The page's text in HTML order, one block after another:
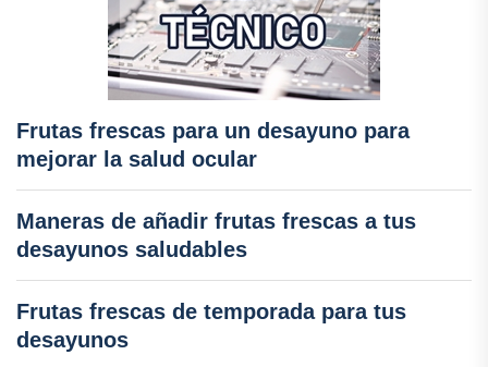
Frutas frescas para un desayuno para
mejorar la salud ocular
Maneras de añadir frutas frescas a tus
desayunos saludables
Frutas frescas de temporada para tus
desayunos